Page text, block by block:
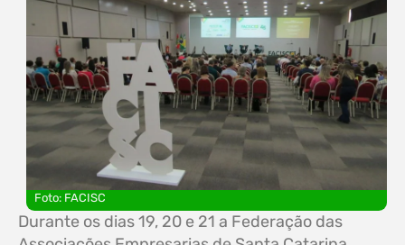
Foto: FACISC
Durante os dias 19, 20 e 21 a Federação das